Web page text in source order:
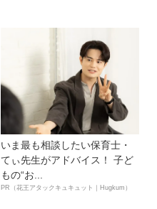
いま最も相談したい保育士・
てぃ先生がアドバイス！ 子ど
もの“お...
PR（花王アタックキュキュット｜Hugkum）